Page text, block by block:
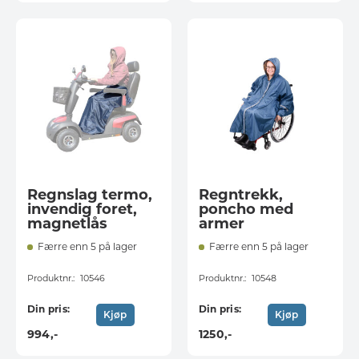
Regnslag termo,
invendig foret,
magnetlås
Færre enn 5 på lager
Produktnr.: 10546
Din pris:
994,-
Kjøp
Regntrekk,
poncho med
armer
Færre enn 5 på lager
Produktnr.: 10548
Din pris:
1250,-
Kjøp